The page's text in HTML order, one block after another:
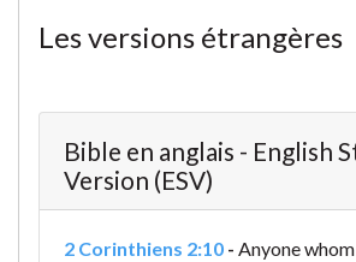
Les versions étrangères
Bible en anglais - English
Version (ESV)
2 Corinthiens 2:10 - Anyone